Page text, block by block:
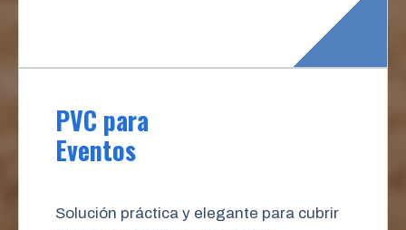
PVC para
Eventos
Solución práctica y elegante para cubrir